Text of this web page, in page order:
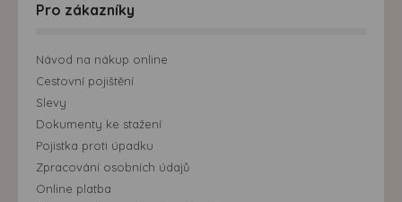
Pro zákazníky
Návod na nákup online
Cestovní pojištění
Slevy
Dokumenty ke stažení
Pojistka proti úpadku
Zpracování osobních údajů
Online platba